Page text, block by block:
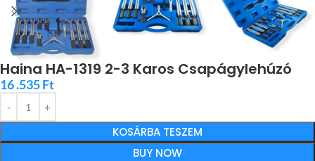
Haina HA-1319 2-3 Karos Csapágylehúzó
16 .535Ft
KOSÁRBA TESZEM
BUY NOW